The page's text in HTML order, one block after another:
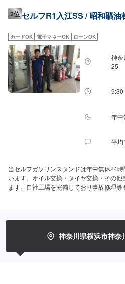
2位 セルフR1入江SS / 昭和礦油
カードOK 電子マネーOK ローンOK
神奈
25
9:30
年中
平
当セルフガソリンスタンドは年中無休24
います。オイル交換・タイヤ交換・その
ます。自社工場を完備しており事故修理
神奈川県横浜市神奈